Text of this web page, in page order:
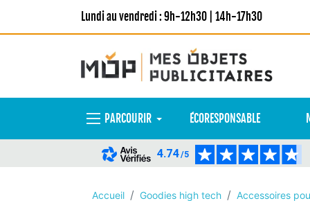
Lundi au vendredi : 9h-12h30 | 14h-17h30
PARCOURIR ÉCORESPONSABLE
4.74/5
Accueil Goodies high tech Accessoires